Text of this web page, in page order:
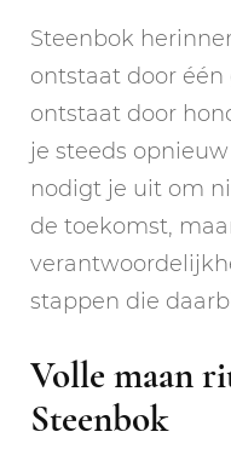
Steenbok
ontstaat door
ontstaat door
je steeds
nodigt je uit om
de toekomst,
stappen die
Volle maan
Steenbok